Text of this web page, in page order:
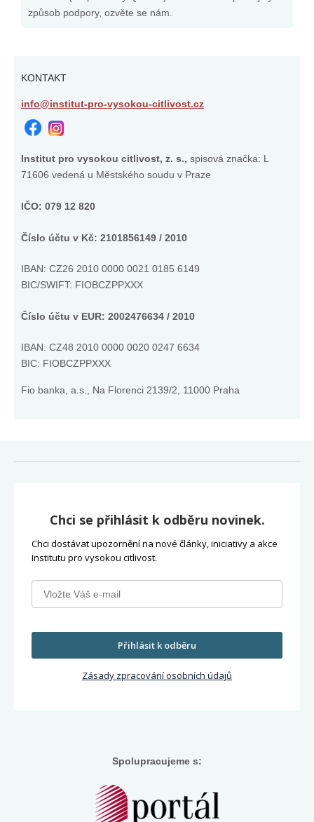
způsob podpory, ozvěte se nám.
KONTAKT
info@institut-pro-vysokou-citlivost.cz
Institut pro vysokou citlivost, z. s., spisová značka: L
71606 vedená u Městského soudu v Praze
IČO: 079 12 820
Číslo účtu v Kč: 2101856149 / 2010
IBAN: CZ26 2010 0000 0021 0185 6149
BIC/SWIFT: FIOBCZPPXXX
Číslo účtu v EUR: 2002476634 / 2010
IBAN: CZ48 2010 0000 0020 0247 6634
BIC: FIOBCZPPXXX
Fio banka, a.s., Na Florenci 2139/2, 11000 Praha
Chci se přihlásit k odběru novinek.
Chci dostávat upozornění na nové články, iniciativy a akce
Institutu pro vysokou citlivost.
Přihlásit k odběru
Zásady zpracování osobních údajů
Spolupracujeme s: